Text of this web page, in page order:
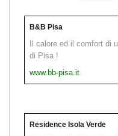
B&B Pisa
Il calore ed il comfort di
di Pisa !
www.bb-pisa.it
Residence Isola Verde